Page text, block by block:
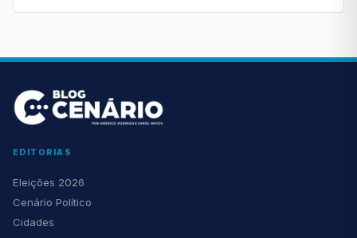
EDITORIAS
Eleições 2026
Cenário Político
Cidades